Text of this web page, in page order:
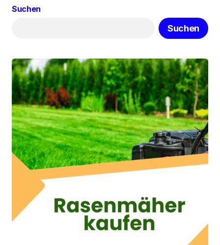
Suchen
Suchen